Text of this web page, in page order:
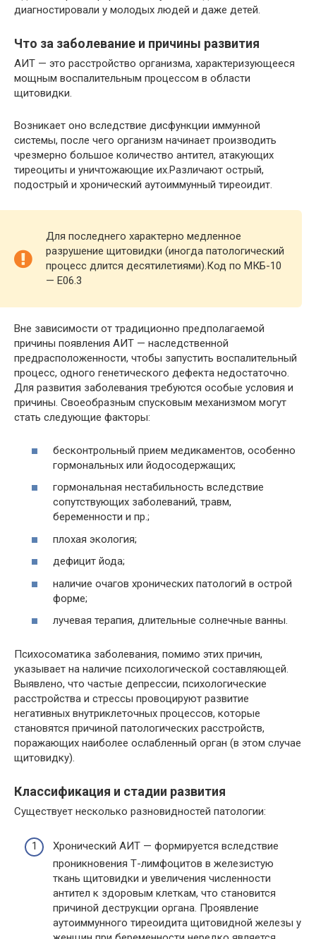
диагностировали у молодых людей и даже детей.
Что за заболевание и причины развития
АИТ — это расстройство организма, характеризующееся
мощным воспалительным процессом в области
щитовидки.
Возникает оно вследствие дисфункции иммунной
системы, после чего организм начинает производить
чрезмерно большое количество антител, атакующих
тиреоциты и уничтожающие их.Различают острый,
подострый и хронический аутоиммунный тиреоидит.
Для последнего характерно медленное
разрушение щитовидки (иногда патологический
процесс длится десятилетиями).Код по МКБ-10
— Е06.3
Вне зависимости от традиционно предполагаемой
причины появления АИТ — наследственной
предрасположенности, чтобы запустить воспалительный
процесс, одного генетического дефекта недостаточно.
Для развития заболевания требуются особые условия и
причины. Своеобразным спусковым механизмом могут
стать следующие факторы:
бесконтрольный прием медикаментов, особенно
гормональных или йодосодержащих;
гормональная нестабильность вследствие
сопутствующих заболеваний, травм,
беременности и пр.;
плохая экология;
дефицит йода;
наличие очагов хронических патологий в острой
форме;
лучевая терапия, длительные солнечные ванны.
Психосоматика заболевания, помимо этих причин,
указывает на наличие психологической составляющей.
Выявлено, что частые депрессии, психологические
расстройства и стрессы провоцируют развитие
негативных внутриклеточных процессов, которые
становятся причиной патологических расстройств,
поражающих наиболее ослабленный орган (в этом случае
щитовидку).
Классификация и стадии развития
Существует несколько разновидностей патологии:
Хронический АИТ — формируется вследствие
проникновения Т-лимфоцитов в железистую
ткань щитовидки и увеличения численности
антител к здоровым клеткам, что становится
причиной деструкции органа. Проявление
аутоиммунного тиреоидита щитовидной железы у